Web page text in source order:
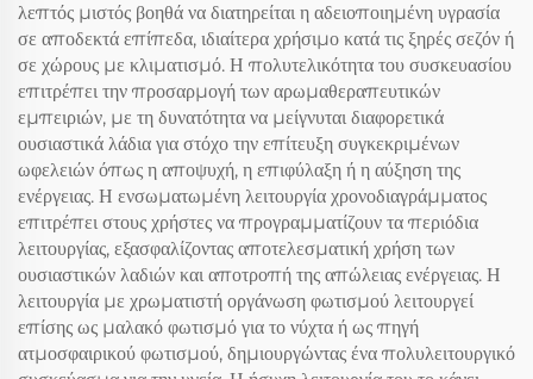
λεπτός μιστός βοηθά να διατηρείται η αδειοποιημένη υγρασία
σε αποδεκτά επίπεδα, ιδιαίτερα χρήσιμο κατά τις ξηρές σεζόν ή
σε χώρους με κλιματισμό. Η πολυτελικότητα του συσκευασίου
επιτρέπει την προσαρμογή των αρωμαθεραπευτικών
εμπειριών, με τη δυνατότητα να μείγνυται διαφορετικά
ουσιαστικά λάδια για στόχο την επίτευξη συγκεκριμένων
ωφελειών όπως η αποψυχή, η επιφύλαξη ή η αύξηση της
ενέργειας. Η ενσωματωμένη λειτουργία χρονοδιαγράμματος
επιτρέπει στους χρήστες να προγραμματίζουν τα περιόδια
λειτουργίας, εξασφαλίζοντας αποτελεσματική χρήση των
ουσιαστικών λαδιών και αποτροπή της απώλειας ενέργειας. Η
λειτουργία με χρωματιστή οργάνωση φωτισμού λειτουργεί
επίσης ως μαλακό φωτισμό για το νύχτα ή ως πηγή
ατμοσφαιρικού φωτισμού, δημιουργώντας ένα πολυλειτουργικό